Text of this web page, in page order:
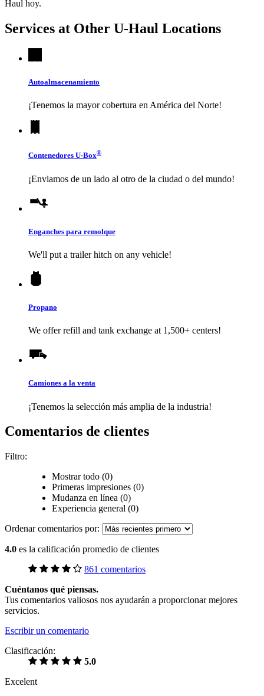
Haul hoy.
Services at Other U-Haul Locations
Autoalmacenamiento
¡Tenemos la mayor cobertura en América del Norte!
Contenedores U-Box®
¡Enviamos de un lado al otro de la ciudad o del mundo!
Enganches para remolque
We'll put a trailer hitch on any vehicle!
Propano
We offer refill and tank exchange at 1,500+ centers!
Camiones a la venta
¡Tenemos la selección más amplia de la industria!
Comentarios de clientes
Filtro:
Mostrar todo (0)
Primeras impresiones (0)
Mudanza en línea (0)
Experiencia general (0)
Ordenar comentarios por:
4.0 es la calificación promedio de clientes
861 comentarios
Cuéntanos qué piensas.
Tus comentarios valiosos nos ayudarán a proporcionar mejores
servicios.
Escribir un comentario
Clasificación:
5.0
Excelent